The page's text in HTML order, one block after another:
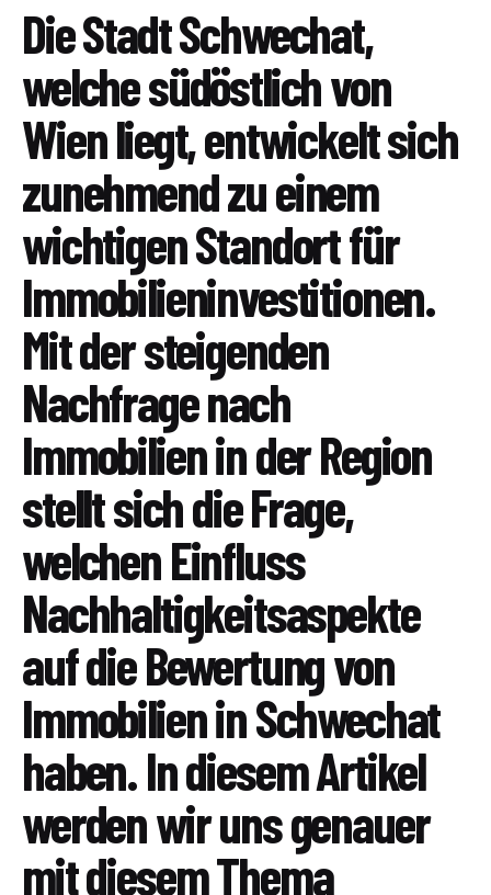
Die Stadt Schwechat,
welche südöstlich von
Wien liegt, entwickelt sich
zunehmend zu einem
wichtigen Standort für
Immobilieninvestitionen.
Mit der steigenden
Nachfrage nach
Immobilien in der Region
stellt sich die Frage,
welchen Einfluss
Nachhaltigkeitsaspekte
auf die Bewertung von
Immobilien in Schwechat
haben. In diesem Artikel
werden wir uns genauer
mit diesem Thema